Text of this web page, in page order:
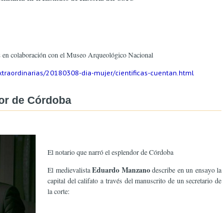
colaboración con el Museo Arqueológico Nacional
20180308-dia-mujer/cientificas-cuentan.html
de Córdoba
El notario que narró el esplendor de Córdoba
El medievalistaEduardo Manzanodescribe en un ensayo la
capital del califato a través del manuscrito de un secretario de
la corte: